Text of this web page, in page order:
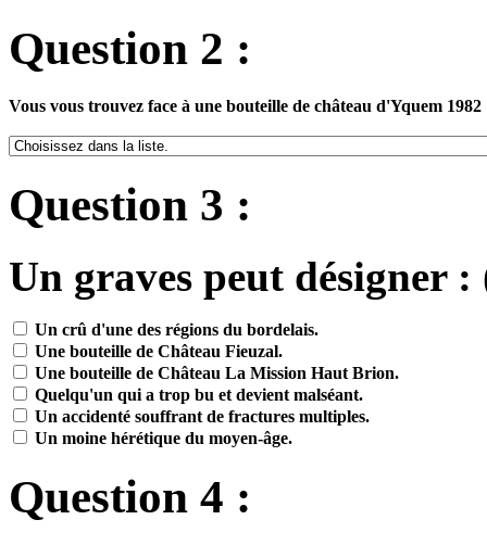
Question 2 :
Vous vous trouvez face à une bouteille de château d'Yquem 1982
Question 3 :
Un graves peut désigner :
Un crû d'une des régions du bordelais.
Une bouteille de Château Fieuzal.
Une bouteille de Château La Mission Haut Brion.
Quelqu'un qui a trop bu et devient malséant.
Un accidenté souffrant de fractures multiples.
Un moine hérétique du moyen-âge.
Question 4 :